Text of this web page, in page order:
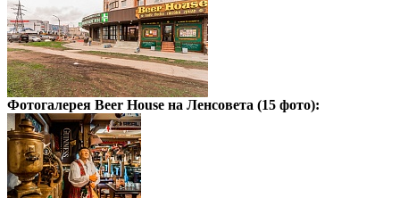
House beer
Edelweiss
Blanche De Fleur
Bowler Brilliant Ale
Синяя Борода
Фотогалерея Beer House на Ленсовета (15 фото):